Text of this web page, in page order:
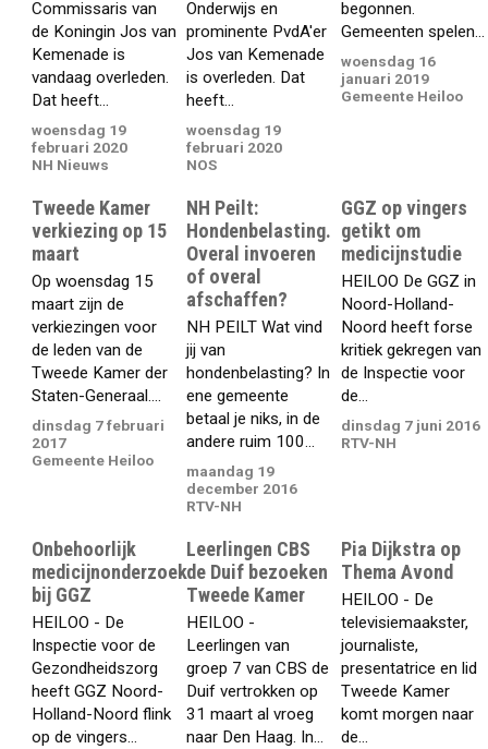
Commissaris van
de Koningin Jos van
Kemenade is
vandaag overleden.
Dat heeft...
woensdag 19
februari 2020
NH Nieuws
Onderwijs en
prominente PvdA'er
Jos van Kemenade
is overleden. Dat
heeft...
woensdag 19
februari 2020
NOS
begonnen.
Gemeenten spelen...
woensdag 16
januari 2019
Gemeente Heiloo
Tweede Kamer
verkiezing op 15
maart
Op woensdag 15
maart zijn de
verkiezingen voor
de leden van de
Tweede Kamer der
Staten-Generaal....
dinsdag 7 februari
2017
Gemeente Heiloo
NH Peilt:
Hondenbelasting.
Overal invoeren
of overal
afschaffen?
NH PEILT Wat vind
jij van
hondenbelasting? In
ene gemeente
betaal je niks, in de
andere ruim 100...
maandag 19
december 2016
RTV-NH
GGZ op vingers
getikt om
medicijnstudie
HEILOO De GGZ in
Noord-Holland-
Noord heeft forse
kritiek gekregen van
de Inspectie voor
de...
dinsdag 7 juni 2016
RTV-NH
Onbehoorlijk
medicijnonderzoek
bij GGZ
HEILOO - De
Inspectie voor de
Gezondheidszorg
heeft GGZ Noord-
Holland-Noord flink
op de vingers...
Leerlingen CBS
de Duif bezoeken
Tweede Kamer
HEILOO -
Leerlingen van
groep 7 van CBS de
Duif vertrokken op
31 maart al vroeg
naar Den Haag. In...
Pia Dijkstra op
Thema Avond
HEILOO - De
televisiemaakster,
journaliste,
presentatrice en lid
Tweede Kamer
komt morgen naar
de...